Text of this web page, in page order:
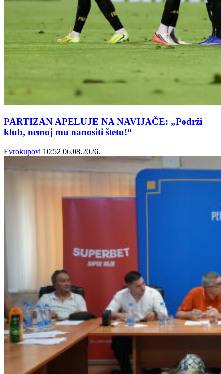
PARTIZAN APELUJE NA NAVIJAČE: „Podrži
klub, nemoj mu nanositi štetu!“
Evrokupovi 10:52 06.08.2026.